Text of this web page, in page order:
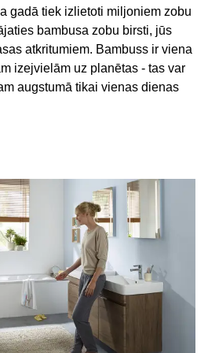
gadā tiek izlietoti miljoniem zobu
bambusa zobu birsti, jūs
atkritumiem. Bambuss ir viena
izejvielām uz planētas - tas var
augstumā tikai vienas dienas